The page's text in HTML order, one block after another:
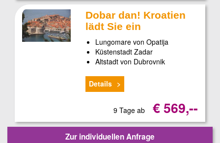
Dobar dan! Kroatien
lädt Sie ein
Lungomare von Opatija
Küstenstadt Zadar
Altstadt von Dubrovnik
Details
9 Tage ab € 569,--
Zur individuellen Anfrage